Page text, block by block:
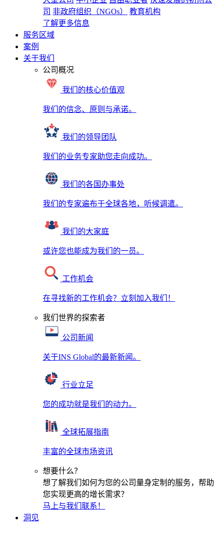
司 非政府组织（NGOs）
教育机构
了解更多信息
服务区域
案例
关于我们
公司概况
我们的核心价值观
我们的信念、原则与承诺。
我们的领导团队
我们的业务专家助您走向成功。
我们的各国办事处
我们的专家遍布于全球各地，听候调遣。
我们的大家庭
或许您也能成为我们的一员。
工作机会
在寻找新的工作机会？立刻加入我们！
我们世界的探索者
公司新闻
关于INS Global的最新新闻。
行业立足
您的成功就是我们的动力。
全球拓展指南
丰富的全球市场资讯
想要什么？
想了解我们如何为您的公司量身定制的服务，帮助
您实现更高的增长需求？
马上与我们联系！
洞见